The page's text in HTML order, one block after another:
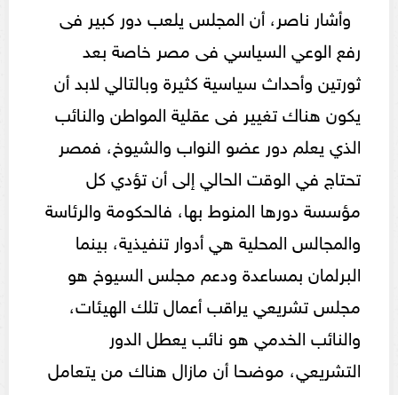
وأشار ناصر، أن المجلس يلعب دور كبير فى
رفع الوعي السياسي فى مصر خاصة بعد
ثورتين وأحداث سياسية كثيرة وبالتالي لابد أن
يكون هناك تغيير فى عقلية المواطن والنائب
الذي يعلم دور عضو النواب والشيوخ، فمصر
تحتاج في الوقت الحالي إلى أن تؤدي كل
مؤسسة دورها المنوط بها، فالحكومة والرئاسة
والمجالس المحلية هي أدوار تنفيذية، بينما
البرلمان بمساعدة ودعم مجلس السيوخ هو
مجلس تشريعي يراقب أعمال تلك الهيئات،
والنائب الخدمي هو نائب يعطل الدور
التشريعي، موضحا أن مازال هناك من يتعامل